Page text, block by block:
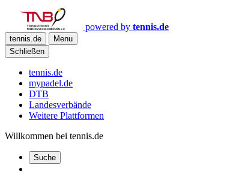
powered by tennis.de
tennis.de
Menu
Schließen
tennis.de
mypadel.de
DTB
Landesverbände
Weitere Plattformen
Willkommen bei tennis.de
Suche